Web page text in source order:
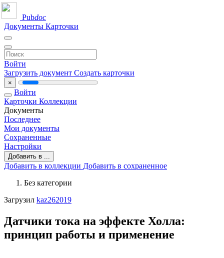
Pubdoc
Документы Карточки
Войти
Загрузить документ Создать карточки
×
Войти
Карточки Коллекции
Документы
Последнее
Мои документы
Сохраненные
Настройки
Добавить в ...
Добавить в коллекции Добавить в сохраненное
Без категории
Загрузил kaz262019
Датчики тока на эффекте Холла:
принцип работы и применение